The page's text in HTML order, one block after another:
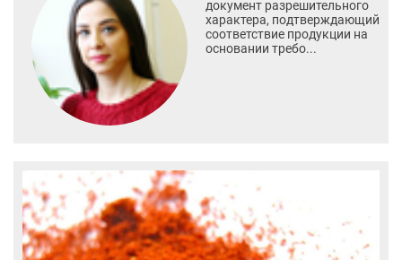
документ разрешительного
характера, подтверждающий
соответствие продукции на
основании требо...